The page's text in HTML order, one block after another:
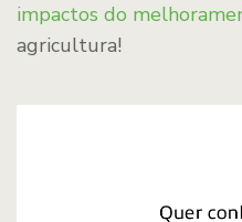
impactos do
agricultura!